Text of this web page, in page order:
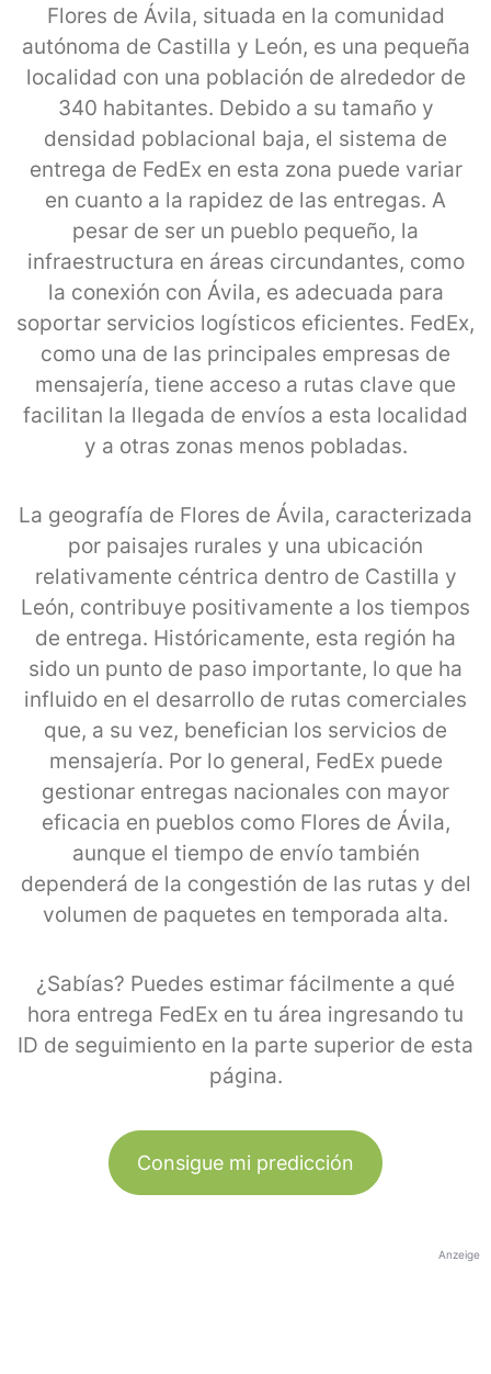
Flores de Ávila, situada en la comunidad
autónoma de Castilla y León, es una pequeña
localidad con una población de alrededor de
340 habitantes. Debido a su tamaño y
densidad poblacional baja, el sistema de
entrega de FedEx en esta zona puede variar
en cuanto a la rapidez de las entregas. A
pesar de ser un pueblo pequeño, la
infraestructura en áreas circundantes, como
la conexión con Ávila, es adecuada para
soportar servicios logísticos eficientes. FedEx,
como una de las principales empresas de
mensajería, tiene acceso a rutas clave que
facilitan la llegada de envíos a esta localidad
y a otras zonas menos pobladas.
La geografía de Flores de Ávila, caracterizada
por paisajes rurales y una ubicación
relativamente céntrica dentro de Castilla y
León, contribuye positivamente a los tiempos
de entrega. Históricamente, esta región ha
sido un punto de paso importante, lo que ha
influido en el desarrollo de rutas comerciales
que, a su vez, benefician los servicios de
mensajería. Por lo general, FedEx puede
gestionar entregas nacionales con mayor
eficacia en pueblos como Flores de Ávila,
aunque el tiempo de envío también
dependerá de la congestión de las rutas y del
volumen de paquetes en temporada alta.
¿Sabías? Puedes estimar fácilmente a qué
hora entrega FedEx en tu área ingresando tu
ID de seguimiento en la parte superior de esta
página.
Consigue mi predicción
Anzeige